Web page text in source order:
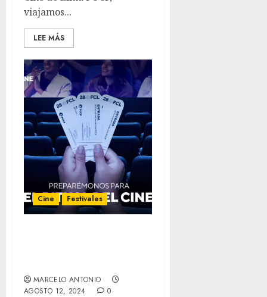
viajamos...
LEE MÁS
Cine Festivales
MARCELO ANTONIO
AGOSTO 12, 2024
0